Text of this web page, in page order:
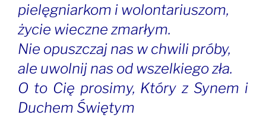
pielęgniarkom i wolontariuszom,
życie wieczne zmarłym.
Nie opuszczaj nas w chwili próby,
ale uwolnij nas od wszelkiego zła.
O to Cię prosimy, Który z Synem i
Duchem Świętym